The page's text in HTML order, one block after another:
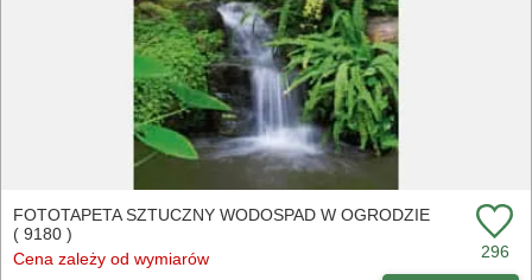
FOTOTAPETA SZTUCZNY WODOSPAD W OGRODZIE
( 9180 )
Cena zależy od wymiarów
296